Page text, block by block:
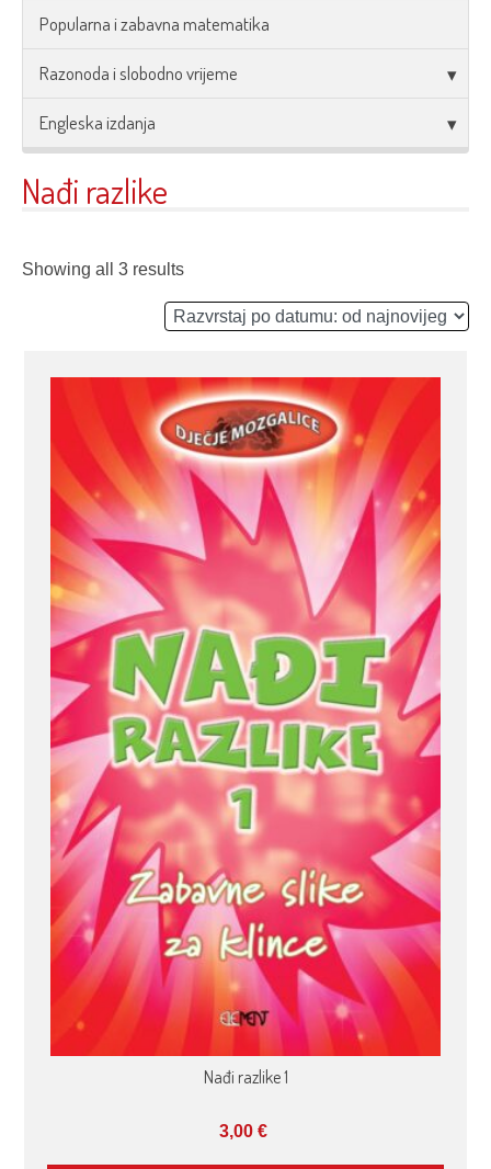
Popularna i zabavna matematika
Razonoda i slobodno vrijeme
Engleska izdanja
Nađi razlike
Showing all 3 results
Nađi razlike 1
3,00€